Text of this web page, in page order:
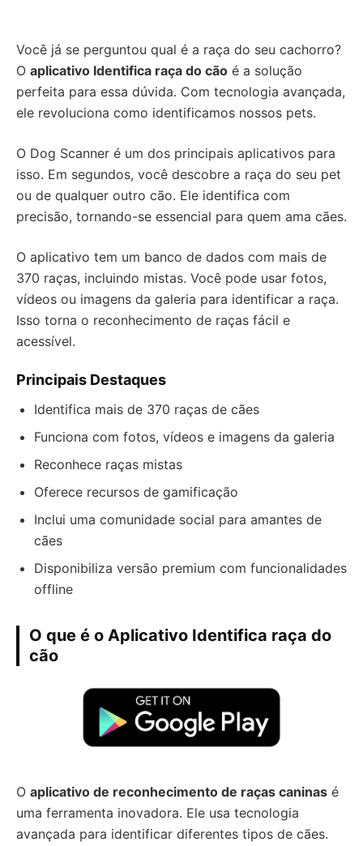
Você já se perguntou qual é a raça do seu cachorro?
O aplicativo Identifica raça do cão é a solução
perfeita para essa dúvida. Com tecnologia avançada,
ele revoluciona como identificamos nossos pets.
O Dog Scanner é um dos principais aplicativos para
isso. Em segundos, você descobre a raça do seu pet
ou de qualquer outro cão. Ele identifica com
precisão, tornando-se essencial para quem ama cães.
O aplicativo tem um banco de dados com mais de
370 raças, incluindo mistas. Você pode usar fotos,
vídeos ou imagens da galeria para identificar a raça.
Isso torna o reconhecimento de raças fácil e
acessível.
Principais Destaques
Identifica mais de 370 raças de cães
Funciona com fotos, vídeos e imagens da galeria
Reconhece raças mistas
Oferece recursos de gamificação
Inclui uma comunidade social para amantes de
cães
Disponibiliza versão premium com funcionalidades
offline
O que é o Aplicativo Identifica raça do
cão
O aplicativo de reconhecimento de raças caninas é
uma ferramenta inovadora. Ele usa tecnologia
avançada para identificar diferentes tipos de cães.